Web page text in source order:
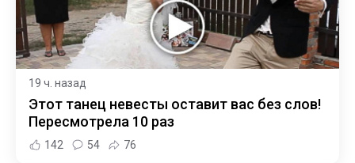
19 ч. назад
Этот танец невесты оставит вас без слов!
Пересмотрела 10 раз
142 54 76